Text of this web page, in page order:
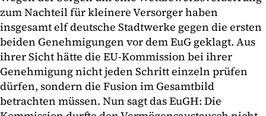
zum Nachteil für kleinere Versorger haben
insgesamt elf deutsche Stadtwerke gegen die ersten
beiden Genehmigungen vor dem EuG geklagt. Aus
ihrer Sicht hätte die EU-Kommission bei ihrer
Genehmigung nicht jeden Schritt einzeln prüfen
dürfen, sondern die Fusion im Gesamtbild
betrachten müssen. Nun sagt das EuGH: Die